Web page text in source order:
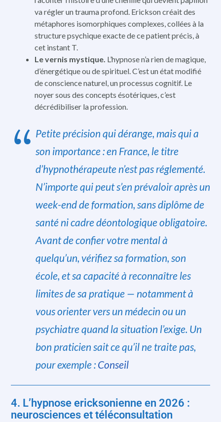
va régler un trauma profond. Erickson créait des
métaphores isomorphiques complexes, collées à la
structure psychique exacte de ce patient précis, à
cet instant T.
Le vernis mystique. L’hypnose n’a rien de magique,
d’énergétique ou de spirituel. C’est un état modifié
de conscience naturel, un processus cognitif. Le
noyer sous des concepts ésotériques, c’est
décrédibiliser la profession.
Petite précision qui dérange, mais qui a
son importance : en France, le titre
d’hypnothérapeute n’est pas réglementé.
N’importe qui peut s’en prévaloir après un
week-end de formation, sans diplôme de
santé ni cadre déontologique obligatoire.
Avant de confier votre mental à
quelqu’un, vérifiez sa formation, son
école, et sa capacité à reconnaître les
limites de sa pratique — notamment à
vous orienter vers un médecin ou un
psychiatre quand la situation l’exige. Un
bon praticien sait ce qu’il ne traite pas,
pour exemple : Conseil
4. L’hypnose ericksonienne en 2026 :
neurosciences et téléconsultation